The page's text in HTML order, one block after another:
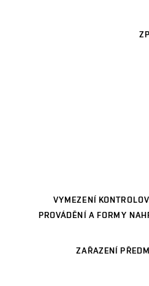
VYMEZENÍ
PROVÁDĚNÍ A FORMY
ZAŘAZENÍ